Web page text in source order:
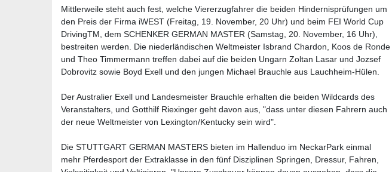
Mittlerweile steht auch fest, welche Viererzugfahrer die beiden Hindernisprüfungen um
den Preis der Firma iWEST (Freitag, 19. November, 20 Uhr) und beim FEI World Cup
DrivingTM, dem SCHENKER GERMAN MASTER (Samstag, 20. November, 16 Uhr),
bestreiten werden. Die niederländischen Weltmeister Isbrand Chardon, Koos de Ronde
und Theo Timmermann treffen dabei auf die beiden Ungarn Zoltan Lasar und Jozsef
Dobrovitz sowie Boyd Exell und den jungen Michael Brauchle aus Lauchheim-Hülen.
Der Australier Exell und Landesmeister Brauchle erhalten die beiden Wildcards des
Veranstalters, und Gotthilf Riexinger geht davon aus, "dass unter diesen Fahrern auch
der neue Weltmeister von Lexington/Kentucky sein wird".
Die STUTTGART GERMAN MASTERS bieten im Hallenduo im NeckarPark einmal
mehr Pferdesport der Extraklasse in den fünf Disziplinen Springen, Dressur, Fahren,